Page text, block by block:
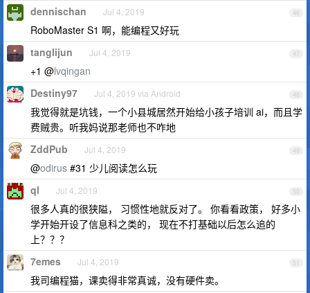
46
dennischan Jul 4, 2019
RoboMaster S1 啊，能编程又好玩
47
tanglijun Jul 4, 2019
+1 @lvqingan
48
Destiny97 Jul 4, 2019 via Android
我觉得就是坑钱，一个小县城居然开始给小孩子培训 ai，而且学
费贼贵。听我妈说那老师也不咋地
49
ZddPub Jul 4, 2019
@odirus #31 少儿阅读怎么玩
50
ql Jul 4, 2019
很多人真的很狭隘， 习惯性地就反对了。 你看看政策， 好多小
学开始开设了信息科之类的， 现在不打基础以后怎么追的
上？？？
51
7emes Jul 4, 2019
我司编程猫，课卖得非常真诚，没有硬件卖。